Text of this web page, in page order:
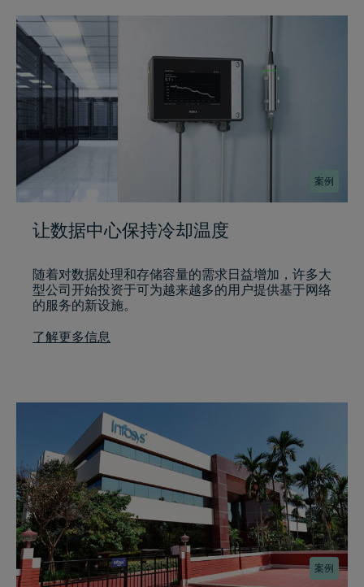
案例
让数据中心保持冷却温度
随着对数据处理和存储容量的需求日益增加，许多大
型公司开始投资于可为越来越多的用户提供基于网络
的服务的新设施。
了解更多信息
案例